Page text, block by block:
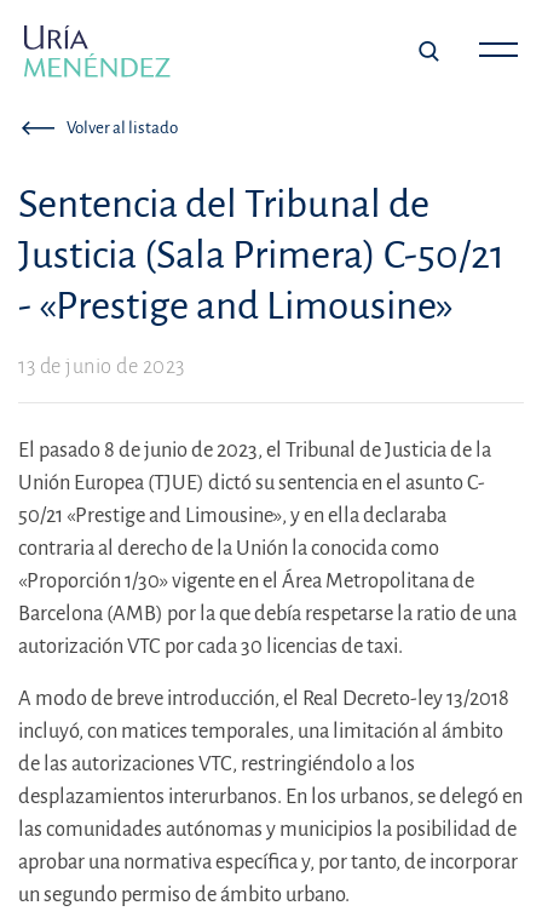
Volver al listado
Sentencia del Tribunal de
Justicia (Sala Primera) C-50/21
- «Prestige and Limousine»
13 de junio de 2023
El pasado 8 de junio de 2023, el Tribunal de Justicia de la
Unión Europea (TJUE) dictó su sentencia en el asunto C-
50/21 «Prestige and Limousine», y en ella declaraba
contraria al derecho de la Unión la conocida como
«Proporción 1/30» vigente en el Área Metropolitana de
Barcelona (AMB) por la que debía respetarse la ratio de una
autorización VTC por cada 30 licencias de taxi.
A modo de breve introducción, el Real Decreto-ley 13/2018
incluyó, con matices temporales, una limitación al ámbito
de las autorizaciones VTC, restringiéndolo a los
desplazamientos interurbanos. En los urbanos, se delegó en
las comunidades autónomas y municipios la posibilidad de
aprobar una normativa específica y, por tanto, de incorporar
un segundo permiso de ámbito urbano.